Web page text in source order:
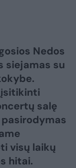
Nedos
siejamas su
salę
visų laikų
hitai.